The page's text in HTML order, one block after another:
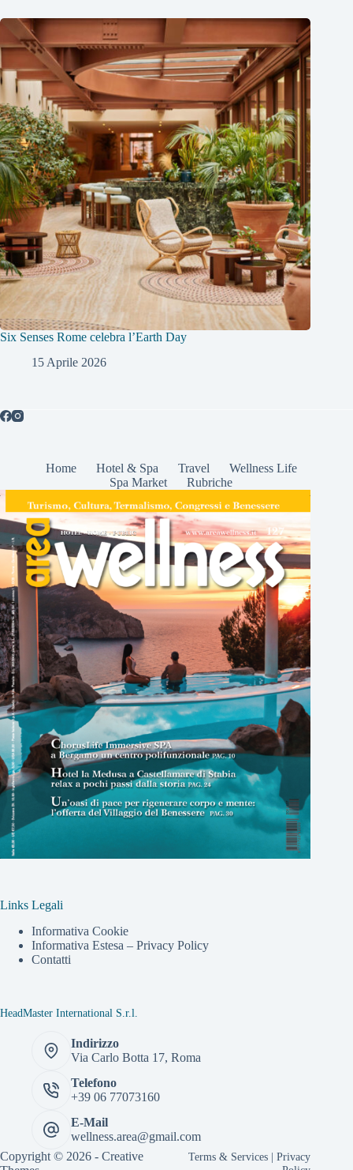
Six Senses Rome celebra l’Earth Day
15 Aprile 2026
Home Hotel & Spa Travel
Wellness Life
Spa Market
Rubriche
Links Legali
Informativa Cookie
Informativa Estesa – Privacy Policy
Contatti
HeadMaster International S.r.l.
Indirizzo
Via Carlo Botta 17, Roma
Telefono
+39 06 77073160
E-Mail
wellness.area@gmail.com
Copyright © 2026 - Creative
Terms & Services |Privacy